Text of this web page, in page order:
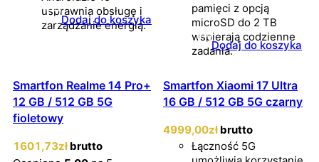
usprawnia obsługę i
zarządzanie energią.
Dodaj do koszyka
pamięci z opcją
microSD do 2 TB
wspierają codzienne
zadania.Dodaj do koszyka
Smartfon Realme 14 Pro+
12 GB / 512 GB 5G
fioletowy
1601,73zł brutto
Smartfon Xiaomi 17 Ultra
16 GB / 512 GB 5G czarny
4999,00zł brutto
Łączność 5G